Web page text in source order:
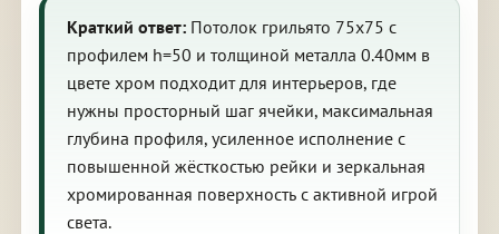
Краткий ответ:Потолок грильято 75х75 с
профилем h=50 и толщиной металла 0.40мм в
цвете хром подходит для интерьеров, где
нужны просторный шаг ячейки, максимальная
глубина профиля, усиленное исполнение с
повышенной жёсткостью рейки и зеркальная
хромированная поверхность с активной игрой
света.